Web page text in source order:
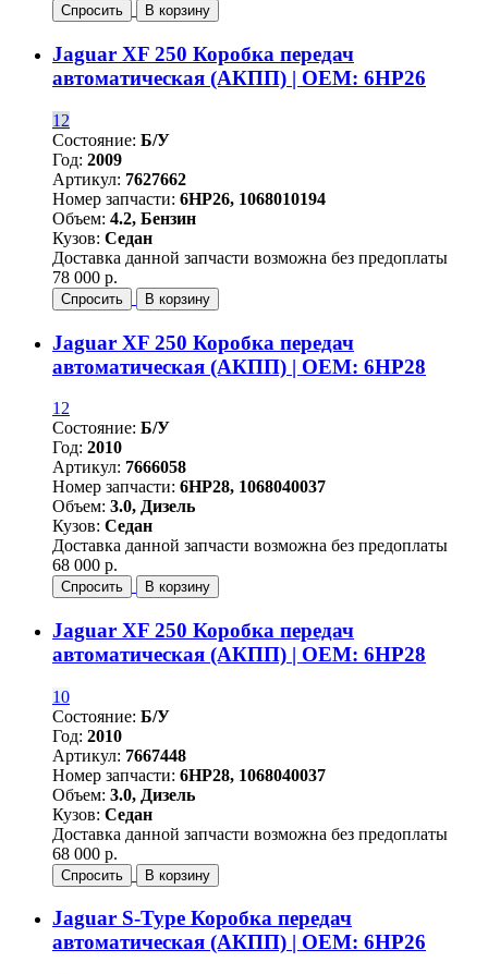
Спросить В корзину
Jaguar XF 250 Коробка передач
автоматическая (АКПП) | OEM: 6HP26
12
Состояние: Б/У
Год: 2009
Артикул: 7627662
Номер запчасти: 6HP26, 1068010194
Объем: 4.2, Бензин
Кузов: Седан
Доставка данной запчасти возможна без предоплаты
78 000 р.
Спросить В корзину
Jaguar XF 250 Коробка передач
автоматическая (АКПП) | OEM: 6HP28
12
Состояние: Б/У
Год: 2010
Артикул: 7666058
Номер запчасти: 6HP28, 1068040037
Объем: 3.0, Дизель
Кузов: Седан
Доставка данной запчасти возможна без предоплаты
68 000 р.
Спросить В корзину
Jaguar XF 250 Коробка передач
автоматическая (АКПП) | OEM: 6HP28
10
Состояние: Б/У
Год: 2010
Артикул: 7667448
Номер запчасти: 6HP28, 1068040037
Объем: 3.0, Дизель
Кузов: Седан
Доставка данной запчасти возможна без предоплаты
68 000 р.
Спросить В корзину
Jaguar S-Type Коробка передач
автоматическая (АКПП) | OEM: 6HP26